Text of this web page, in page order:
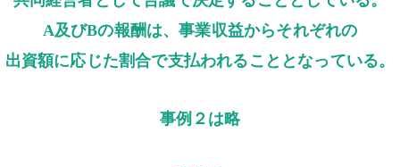
A及びBの報酬は、事業収益からそれぞれの
出資額に応じた割合で支払われることとなっている。
事例２は略